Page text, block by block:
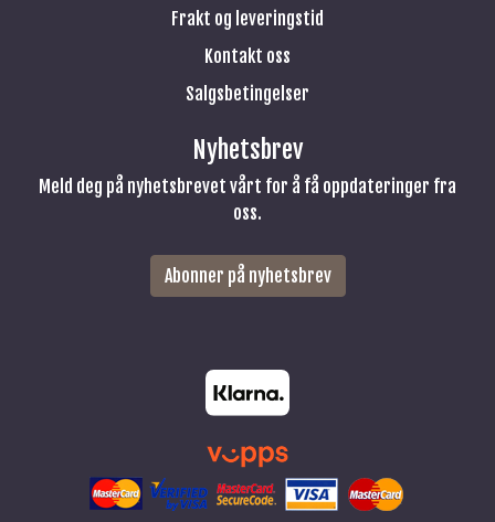
Frakt og leveringstid
Kontakt oss
Salgsbetingelser
Nyhetsbrev
Meld deg på nyhetsbrevet vårt for å få oppdateringer fra
oss.
Abonner på nyhetsbrev